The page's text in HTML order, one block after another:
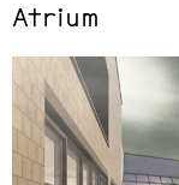
Atrium